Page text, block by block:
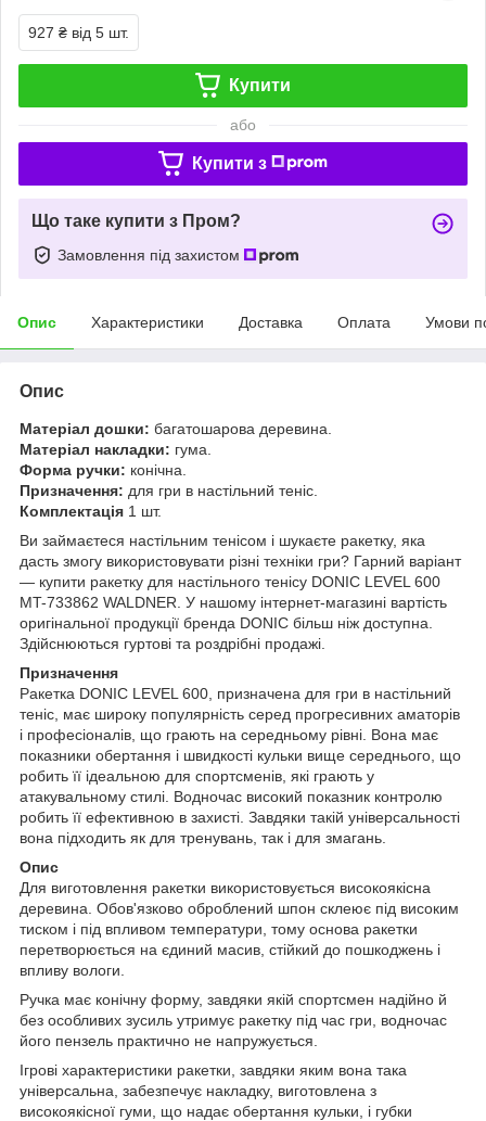
927 ₴ від 5 шт.
Купити
або
Купити з
Що таке купити з Пром?
Замовлення під захистом
Опис Характеристики Доставка Оплата Умови
Опис
Матеріал дошки: багатошарова деревина.
Матеріал накладки: гума.
Форма ручки: конічна.
Призначення: для гри в настільний теніс.
Комплектація 1 шт.
Ви займаєтеся настільним тенісом і шукаєте ракетку, яка
дасть змогу використовувати різні техніки гри? Гарний варіант
— купити ракетку для настільного тенісу DONIC LEVEL 600
MT-733862 WALDNER. У нашому інтернет-магазині вартість
оригінальної продукції бренда DONIC більш ніж доступна.
Здійснюються гуртові та роздрібні продажі.
Призначення
Ракетка DONIC LEVEL 600, призначена для гри в настільний
теніс, має широку популярність серед прогресивних аматорів
і професіоналів, що грають на середньому рівні. Вона має
показники обертання і швидкості кульки вище середнього, що
робить її ідеальною для спортсменів, які грають у
атакувальному стилі. Водночас високий показник контролю
робить її ефективною в захисті. Завдяки такій універсальності
вона підходить як для тренувань, так і для змагань.
Опис
Для виготовлення ракетки використовується високоякісна
деревина. Обов'язково оброблений шпон склеює під високим
тиском і під впливом температури, тому основа ракетки
перетворюється на єдиний масив, стійкий до пошкоджень і
впливу вологи.
Ручка має конічну форму, завдяки якій спортсмен надійно й
без особливих зусиль утримує ракетку під час гри, водночас
його пензель практично не напружується.
Ігрові характеристики ракетки, завдяки яким вона така
універсальна, забезпечує накладку, виготовлена з
високоякісної гуми, що надає обертання кульки, і губки